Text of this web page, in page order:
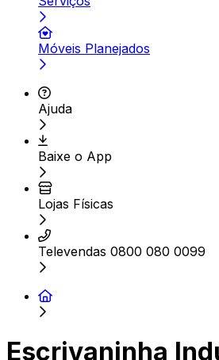
Móveis Planejados
Ajuda
Baixe o App
Lojas Físicas
Televendas 0800 080 0099
Escrivaninha